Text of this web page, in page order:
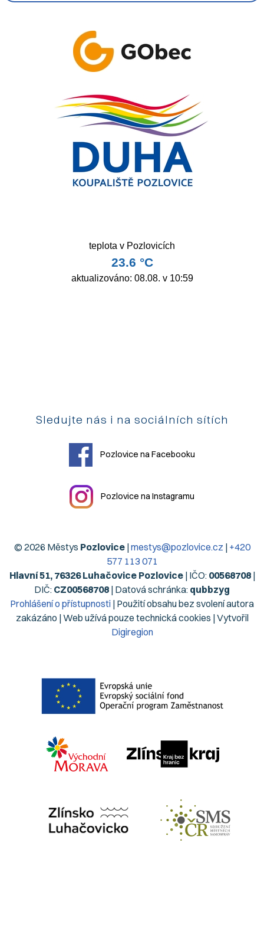
Sledujte nás i na sociálních sítích
Pozlovice na Facebooku
Pozlovice na Instagramu
© 2026 Městys Pozlovice|mestys@pozlovice.cz | +420
577 113 071
Hlavní 51, 76326 Luhačovice Pozlovice| IČO: 00568708|
DIČ: CZ00568708 | Datová schránka: qubbzyg
Prohlášení o přístupnosti | Použití obsahu bez svolení autora
zakázáno | Web užívá pouze technická cookies | Vytvořil
Digiregion